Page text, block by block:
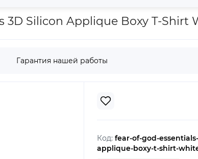
Silicon Applique Boxy T-Shirt
Гарантия нашей работы
Код: fear-of-god-
applique-boxy-t-shirt-